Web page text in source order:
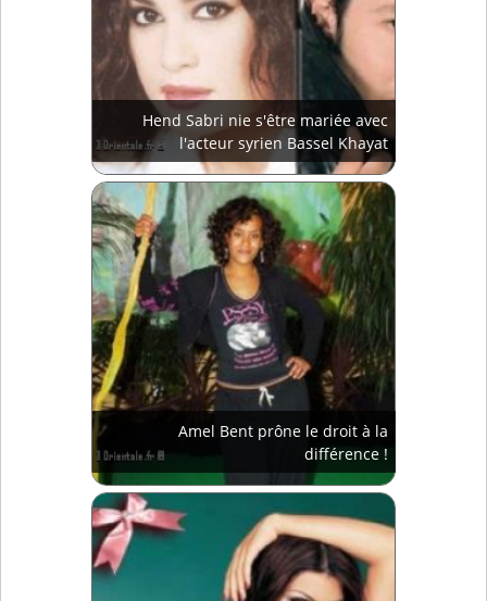
Hend Sabri nie s'être mariée avec
l'acteur syrien Bassel Khayat
Amel Bent prône le droit à la
différence !